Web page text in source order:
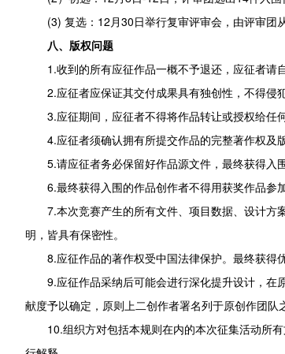
(3) 复选：12月30日举行复审评审会，由评审团
八、版权问题
1.收到的所有应征作品一概不予退还，应征者请
2.应征者应保证其交付成果具有独创性，不得侵
3.应征期间，应征者不得将作品转让或授权给任
4.应征者须确认拥有所提交作品的完整著作权及
5.请应征者务必保留好作品源文件，最终获得
6.最终获得入围的作品创作者不得用获奖作品参
7.本次竞赛产生的所有文件、项目数据、设计
明，皆具有保密性。
8.应征作品的著作权受中国法律保护。最终获得
9.应征作品采纳后可能会进行深化提升设计，
献度予以确定，原则上二创作者署名列于原创作团队
10.组织方对包括本规则在内的本次征集活动所